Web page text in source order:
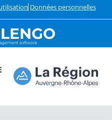
Données personnelles